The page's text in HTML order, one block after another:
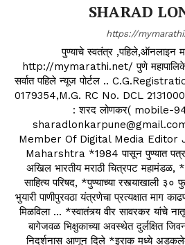
SHARAD
https://
पुण्याचे स्वतंत्र ,पहिले,ऑनलाइन
http://mymarathi.net/ पुणे
सर्वात पहिले न्यूज पोर्टल ..
0179354,M.G. RC No. DCL
: शरद लोणकर( mobile-
Member Of Digital Media Editor
Maharshtra *1984 पासून पुण्यात
अखिल भारतीय मराठी चित्रपट महामंडळ,
साहित्य परिषद, *पुण्याच्या रस्त्याखाली
भुयारी पाणीपुरवठा यंत्रणेचा प्रत्यक्षात माग
मिळविला ... *स्वातंत्र्य वीर सावरकर यांचे
बागेजवळ भिक्षुकाच्या अवस्थेत दुर्लक्षित
निदर्शनास आणून दिले *इराक मध्ये